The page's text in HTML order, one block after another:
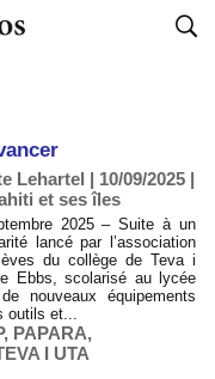
Lehartel | 10/09/2025 |
et ses îles
2025 – Suite à un
lancé par l’association
du collège de Teva i
Ebbs, scolarisé au lycée
nouveaux équipements
outils et...
, PAPARA,
I UTA